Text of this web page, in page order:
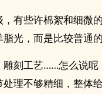
有些许棉絮和细微
光，而是比较普通的
雕刻工艺……怎么说呢
理不够精细，整体